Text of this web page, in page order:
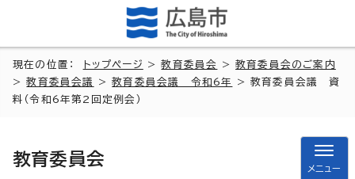
現在の位置： トップページ >教育委員会 >教育委員会のご案内
>教育委員会議 >教育委員会議 令和6年
> 教育委員会議 資
料（令和6年第2回定例会）
教育委員会
メニュー